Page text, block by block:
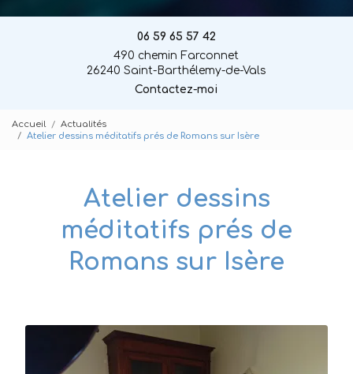
06 59 65 57 42
490 chemin Farconnet
26240 Saint-Barthélemy-de-Vals
Contactez-moi
Accueil
Actualités
Atelier dessins méditatifs prés de Romans sur Isère
Atelier dessins
méditatifs prés de
Romans sur Isère